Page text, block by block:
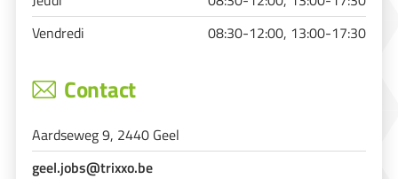
Vendredi
08:30-12:00, 13:00-17:30
Contact
Aardseweg 9, 2440 Geel
geel.jobs@trixxo.be